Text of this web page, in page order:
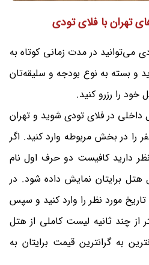
تهران با فلای تودی
می‌توانید در مدت زمانی کوتاه به
و بسته به نوع بودجه و سلیقه‌تان
خود را رزرو کنید.
داخلی در فلای تودی شوید و تهران
در بخش مربوطه وارد کنید. اگر
دارید کافیست دو حرف اول نام
هتل برایتان نمایش داده شود. در
مورد نظر را وارد کنید و سپس
از چند ثانیه لیست کاملی از هتل
به گرانترین قیمت برایتان به